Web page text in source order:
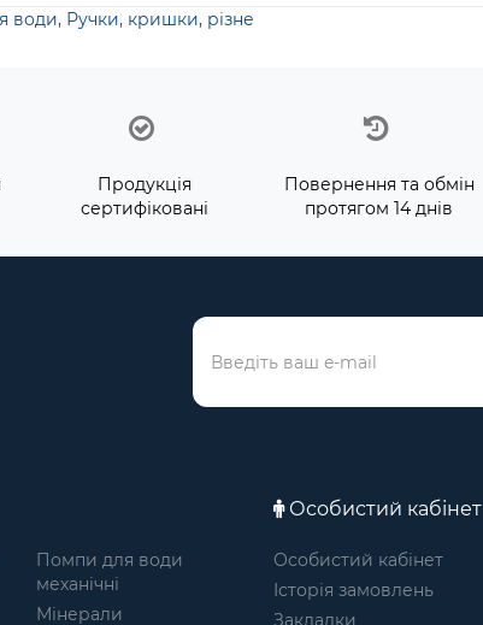
води, Ручки, кришки, різне
Продукція
сертифіковані
Повернення та обмін
протягом 14 днів
Помпи для води
механічні
Мінерали
Особистий кабінет
Особистий кабінет
Історія замовлень
Закладки